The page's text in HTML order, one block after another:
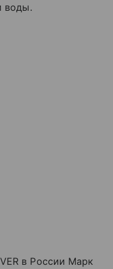
воды.
в России Марк